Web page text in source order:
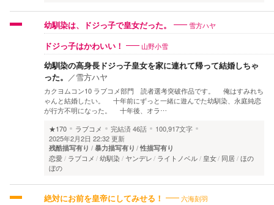
幼馴染は、ドジっ子で皇女だった。 雪方ハヤ
ドジっ子はかわいい！ 山野小雪
幼馴染の高身長ドジっ子皇女を家に連れて帰って結婚しちゃ
った。 ／雪方ハヤ
カクヨムコン10 ラブコメ部門 読者選考突破作品です。 俺はすみれち
ゃんと結婚したい。 十年前にずっと一緒に遊んでた幼馴染、永庭純恋
が行方不明になった。 十年後、オラ…
★170
ラブコメ 完結済46話
100,917文字
2025年2月2日 22:32 更新
残酷描写有り 暴力描写有り 性描写有り
恋愛 ラブコメ 幼馴染 ヤンデレ ライトノベル 皇女 同居 ほの
ぼの
絶対にお前を皇帝にしてみせる！ 六海刻羽